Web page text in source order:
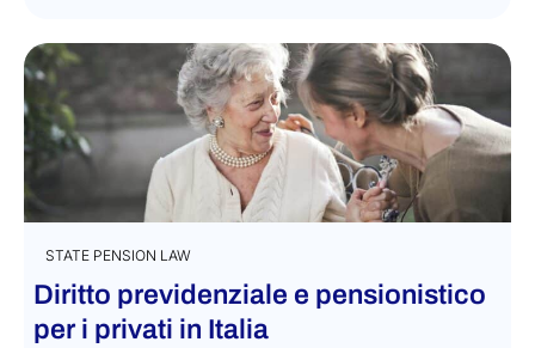
STATE PENSION LAW
Diritto previdenziale e pensionistico
per i privati in Italia